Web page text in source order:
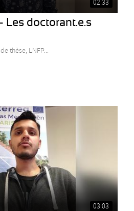
02:33
Les doctorant.e.s
thèse, LNFP...
03:03